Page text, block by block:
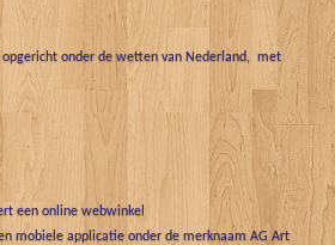
onder de wetten van Nederland, met
een online webwinkel
mobiele applicatie onder de merknaam AG Art